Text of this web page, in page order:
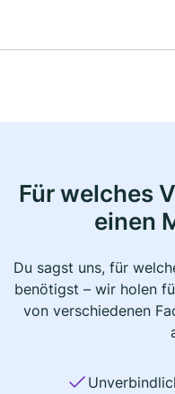
Für welches
einen
Du sagst uns, für
benötigst – wir holen
von verschiedenen